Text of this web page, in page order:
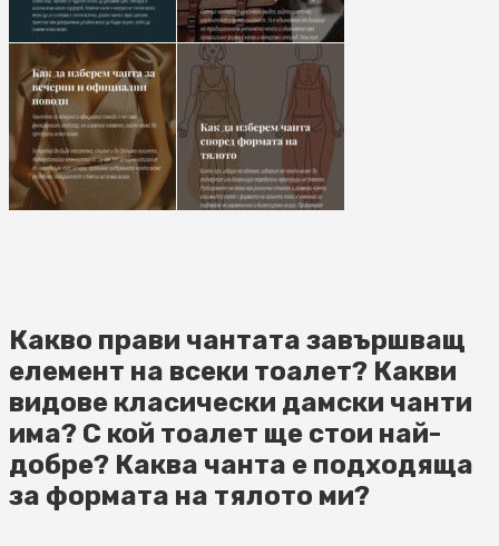
Какво прави чантата завършващ
елемент на всеки тоалет? Какви
видове класически дамски чанти
има? С кой тоалет ще стои най-
добре? Каква чанта е подходяща
за формата на тялото ми?